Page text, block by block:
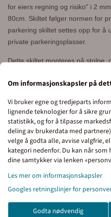
for eiers regning og risiko" i 2
80cm. Skiltet følger normen for
parkering skiltet settes opp for å
private parkeringsplasser.
Dette skiltet monteres på stolpe,
beslag med varenr 133179
Har du spørsmål om utforming og
privatrettslige skilt kan du sende
post@merkefabrikken.no
Enkel bestilling og rask levering
handlekurven, klikk på
kontroller bestillingen. Gå videre til
Priser inkl.
mva
I denne
velge om du
med eller uten
Om informasjonskapsler på
Vi bruker egne og tredjeparts
lignende teknologier for å sikre
statistikk, og for å tilpasse
deling av brukerdata med
velge å godta alle, avvise valgfrie,
kategori nedenfor. Du kan når
dine samtykker via lenken
Les mer om informasjonskapsler
Googles retningslinjer for
Godta nødvendig